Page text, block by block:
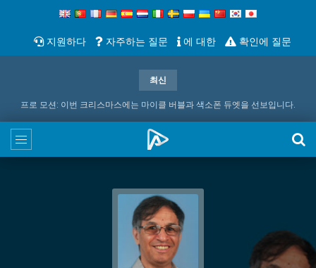
지원하다 자주하는 질문 에 대한 확인에 질문
최신
프로 모션: 이번 크리스마스에는 마이클 버블과 색소폰 듀엣을 선보입니다.